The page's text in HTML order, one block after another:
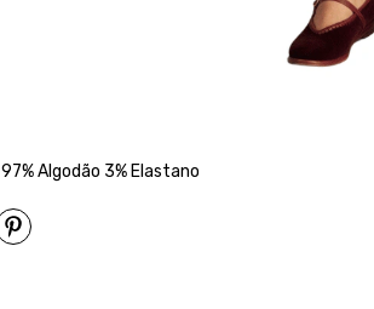
97% Algodão 3% Elastano